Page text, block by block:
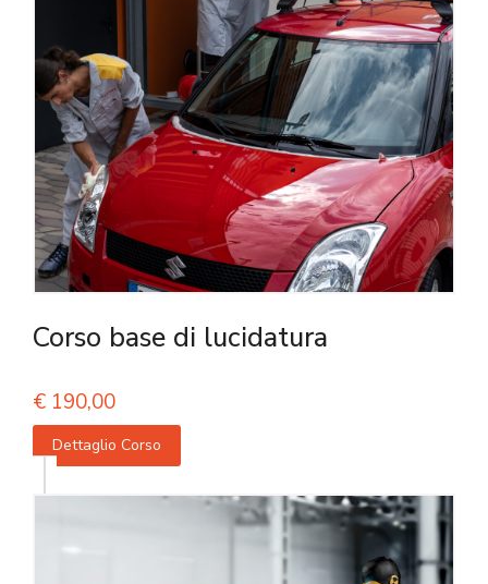
Corso base di lucidatura
€ 190,00
Dettaglio Corso